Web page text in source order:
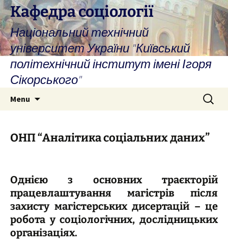
Skip
to
content
Кафедра соціології
Національний технічний
університет України "Київський
політехнічний інститут імені Ігоря
Сікорського"
Menu
Search
for:
ОНП “Аналітика соціальних даних”
Однією з основних траєкторій
працевлаштування магістрів після
захисту магістерських дисертацій – це
робота у соціологічних, дослідницьких
організаціях.